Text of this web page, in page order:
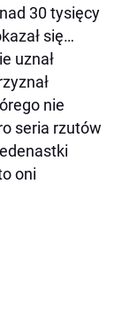
30 tysięcy
się…
uznał
nie
seria rzutów
oni